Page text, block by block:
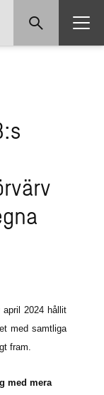
april 2024 hållit
med samtliga
fram.
med mera